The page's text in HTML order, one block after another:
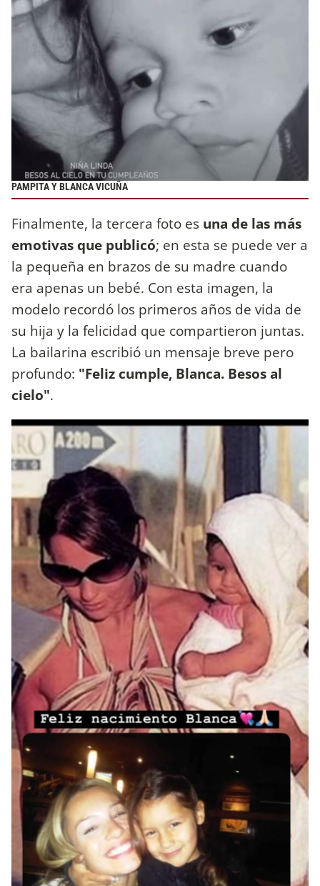
PAMPITA Y BLANCA VICUÑA
Finalmente, la tercera foto es una de las más
emotivas que publicó; en esta se puede ver a
la pequeña en brazos de su madre cuando
era apenas un bebé. Con esta imagen, la
modelo recordó los primeros años de vida de
su hija y la felicidad que compartieron juntas.
La bailarina escribió un mensaje breve pero
profundo: "Feliz cumple, Blanca. Besos al
cielo".